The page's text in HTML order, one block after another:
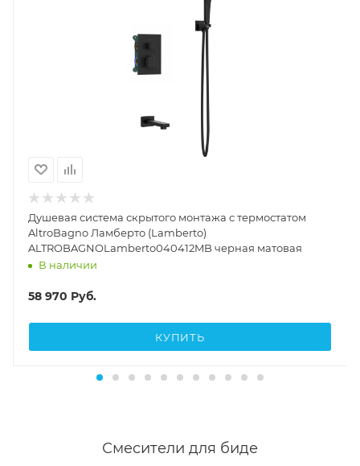
Душевая система скрытого монтажа с термостатом
AltroBagno Ламберто (Lamberto)
ALTROBAGNOLamberto040412MB черная матовая
В наличии
58 970 Руб.
КУПИТЬ
Смесители для биде